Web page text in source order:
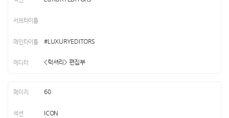
#LUXURYEDITORS
<럭셔리> 편집부
60
ICON